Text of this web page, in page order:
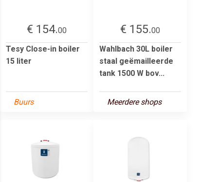
€ 154.00
Tesy Close-in boiler
15 liter
Buurs
€ 155.00
Wahlbach 30L boiler
staal geëmailleerde
tank 1500 W bov...
Meerdere shops